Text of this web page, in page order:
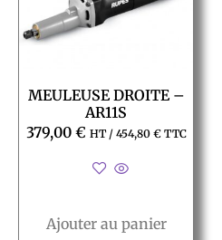
MEULEUSE DROITE –
AR11S
379,00 € HT / 454,80 €TTC
Ajouter au panier